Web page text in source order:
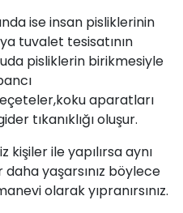
ise insan pisliklerinin
tuvalet tesisatının
pisliklerin birikmesiyle
aparatları
tıkanıklığı oluşur.
kişiler ile yapılırsa aynı
daha yaşarsınız böylece
olarak yıpranırsınız.